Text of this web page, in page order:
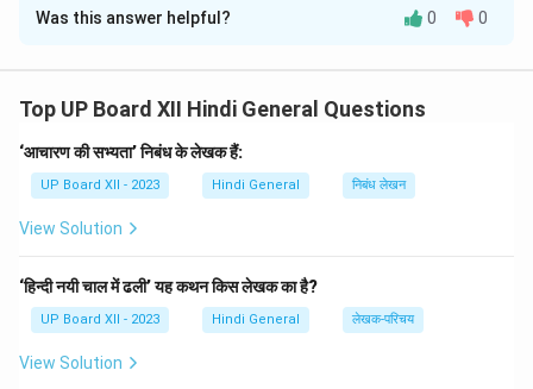
Solution and Explanation
के निम्न वर्ग की पीड़ा और संघर्ष को बड़ी सजीवता से प्रस्तुत किया है।
Download Solution in PDF
Was this answer helpful? 0 0
Top UP Board XII Hindi General Questions
‘आचारण की सभ्यता’ निबंध के लेखक हैं:
UP Board XII - 2023 Hindi General निबंध लेखन
View Solution
‘हिन्दी नयी चाल में ढली’ यह कथन किस लेखक का है?
UP Board XII - 2023 Hindi General लेखक-परिचय
View Solution